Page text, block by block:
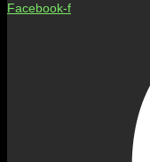
Facebook-f